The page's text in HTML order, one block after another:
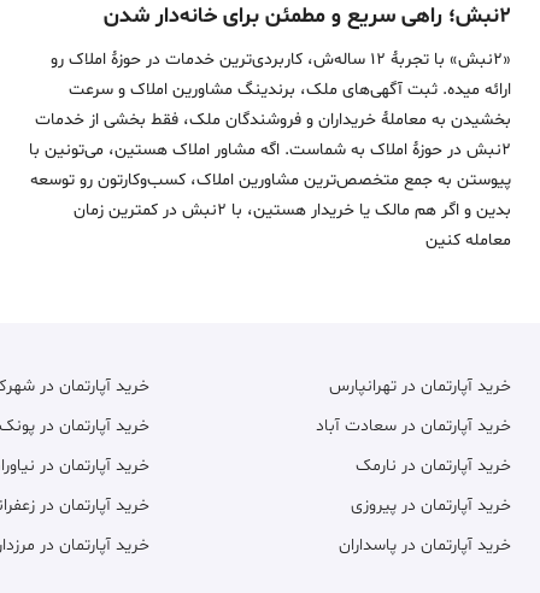
۲نبش؛ راهی سریع و مطمئن برای خانه‌دار شدن
«2نبش» با تجربۀ 12 ساله‌ش، کاربردی‌ترین خدمات در حوزۀ املاک رو
ارائه میده. ثبت آگهی‌های ملک، برندینگ مشاورین املاک و سرعت
بخشیدن به معاملۀ خریداران و فروشندگان ملک، فقط بخشی از خدمات
2نبش در حوزۀ املاک به شماست. اگه مشاور املاک هستین، می‌تونین با
پیوستن به جمع متخصص‌ترین مشاورین املاک، کسب‌وکارتون رو توسعه
بدین و اگر هم مالک یا خریدار هستین، با 2نبش در کمترین زمان
معامله‌ کنین
خرید آپارتمان در تهرانپارس
خرید آپارتمان در سعادت آباد
خرید آپارتمان در نارمک
خرید آپارتمان در پیروزی
خرید آپارتمان در پاسداران
خرید آپارتمان در
خرید آپارتمان در
خرید آپارتمان در
خرید آپارتمان در
خرید آپارتمان در